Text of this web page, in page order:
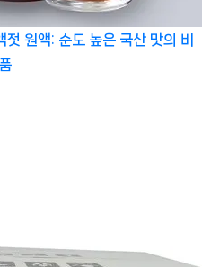
원액: 순도 높은 국산 맛의 비